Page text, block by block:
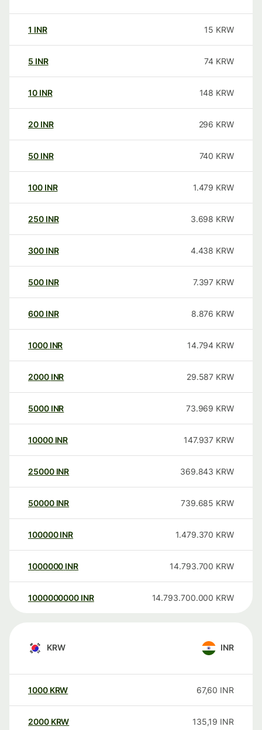
1 INR 15 KRW
5 INR 74 KRW
10 INR 148 KRW
20 INR 296 KRW
50 INR 740 KRW
100 INR 1.479 KRW
250 INR 3.698 KRW
300 INR 4.438 KRW
500 INR 7.397 KRW
600 INR 8.876 KRW
1000 INR 14.794 KRW
2000 INR 29.587 KRW
5000 INR 73.969 KRW
10000 INR 147.937 KRW
25000 INR 369.843 KRW
50000 INR 739.685 KRW
100000 INR 1.479.370 KRW
1000000 INR 14.793.700 KRW
1000000000 INR 14.793.700.000 KRW
KRW INR
1000 KRW 67,60 INR
2000 KRW 135,19 INR